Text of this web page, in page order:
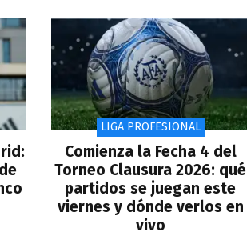
LIGA PROFESIONAL
Comienza la Fecha 4 del
Torneo Clausura 2026: qué
partidos se juegan este
viernes y dónde verlos en
vivo